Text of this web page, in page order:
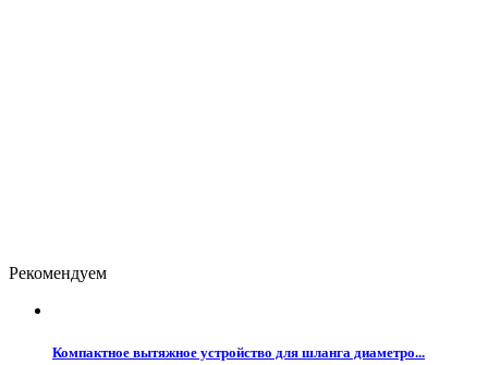
Рекомендуем
Компактное вытяжное устройство для шланга диаметро...